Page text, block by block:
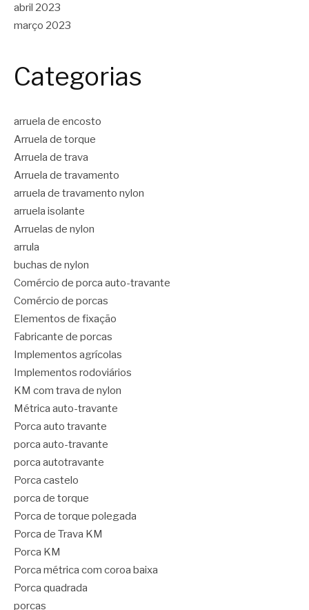
abril 2023
março 2023
Categorias
arruela de encosto
Arruela de torque
Arruela de trava
Arruela de travamento
arruela de travamento nylon
arruela isolante
Arruelas de nylon
arrula
buchas de nylon
Comércio de porca auto-travante
Comércio de porcas
Elementos de fixação
Fabricante de porcas
Implementos agrícolas
Implementos rodoviários
KM com trava de nylon
Métrica auto-travante
Porca auto travante
porca auto-travante
porca autotravante
Porca castelo
porca de torque
Porca de torque polegada
Porca de Trava KM
Porca KM
Porca métrica com coroa baixa
Porca quadrada
porcas